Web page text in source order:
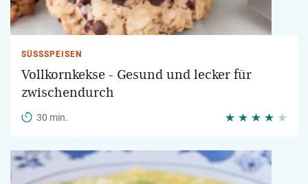
SÜSSSPEISEN
Vollkornkekse - Gesund und lecker für
zwischendurch
30 min.